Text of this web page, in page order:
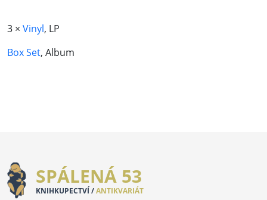
3 × Vinyl, LP
Box Set, Album
SPÁLENÁ 53
KNIHKUPECTVÍ /ANTIKVARIÁT